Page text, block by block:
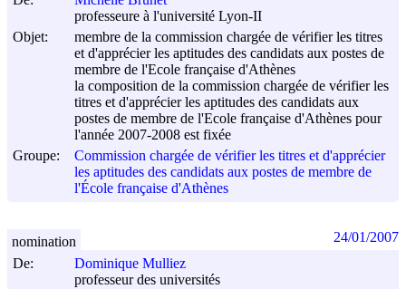
professeure à l'université Lyon-II
Objet:
membre de la commission chargée de vérifier les titres
et d'apprécier les aptitudes des candidats aux postes de
membre de l'Ecole française d'Athènes
la composition de la commission chargée de vérifier les
titres et d'apprécier les aptitudes des candidats aux
postes de membre de l'Ecole française d'Athènes pour
l'année 2007-2008 est fixée
Groupe:
Commission chargée de vérifier les titres et d'apprécier
les aptitudes des candidats aux postes de membre de
l'École française d'Athènes
De:
Dominique Mulliez
professeur des universités
nomination 24/01/2007